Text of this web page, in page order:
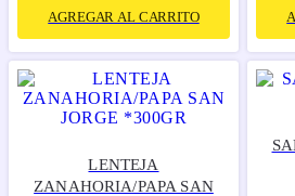
AGREGAR AL CARRITO
LENTEJA
ZANAHORIA/PAPA SAN